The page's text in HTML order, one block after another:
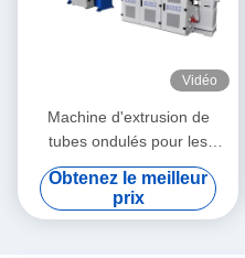
Vidéo
Machine d'extrusion de
tubes ondulés pour les
granulés de PE et de PVC
Obtenez le meilleur
prix